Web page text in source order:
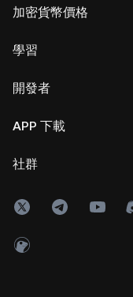
加密貨幣價格
學習
開發者
APP 下載
社群